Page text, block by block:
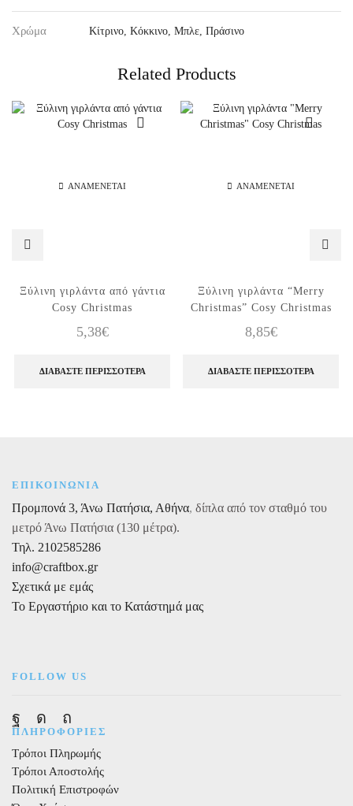
Χρώμα Κίτρινο, Κόκκινο, Μπλε, Πράσινο
Related Products
ΑΝΑΜΈΝΕΤΑΙ
Ξύλινη γιρλάντα από γάντια
Cosy Christmas
5,38€
ΔΙΑΒΆΣΤΕ ΠΕΡΙΣΣΌΤΕΡΑ
ΑΝΑΜΈΝΕΤΑΙ
Ξύλινη γιρλάντα “Merry
Christmas” Cosy Christmas
8,85€
ΔΙΑΒΆΣΤΕ ΠΕΡΙΣΣΌΤΕΡΑ
ΕΠΙΚΟΙΝΩΝΙΑ
Προμπονά 3, Άνω Πατήσια, Αθήνα, δίπλα από τον σταθμό του
μετρό Άνω Πατήσια (130 μέτρα).
Τηλ. 2102585286
info@craftbox.gr
Σχετικά με εμάς
Το Εργαστήριο και το Κατάστημά μας
FOLLOW US
Facebook
Instagram
Pinterest
ΠΛΗΡΟΦΟΡΙΕΣ
Τρόποι Πληρωμής
Τρόποι Αποστολής
Πολιτική Επιστροφών